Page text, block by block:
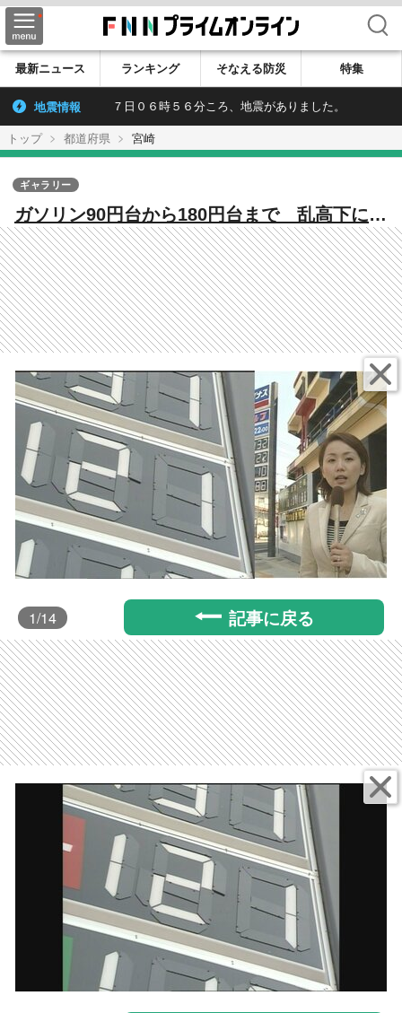
検索
最新ニュース ランキング そなえる防災 特集
地震情報 ７日０６時５６分ころ、地震がありました。
トップ 都道府県 宮崎
ガソリン90円台から180円台まで 乱高下に翻
弄された「あの1年」【榎木田朱美の宮崎アー
カイブ・2008年】
ギャラリー
1/14 記事に戻る